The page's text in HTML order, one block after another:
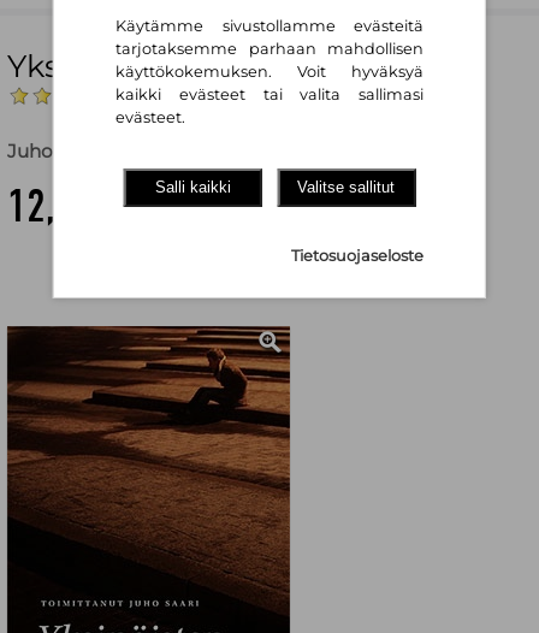
Yksinäisten Suomi
(Arvostelut: 1)
Juho Saari (toim.)
12,20 €
Käytämme sivustollamme evästeitä
tarjotaksemme parhaan mahdollisen
käyttökokemuksen. Voit hyväksyä
kaikki evästeet tai valita sallimasi
evästeet.
Salli kaikki Valitse sallitut
Tietosuojaseloste